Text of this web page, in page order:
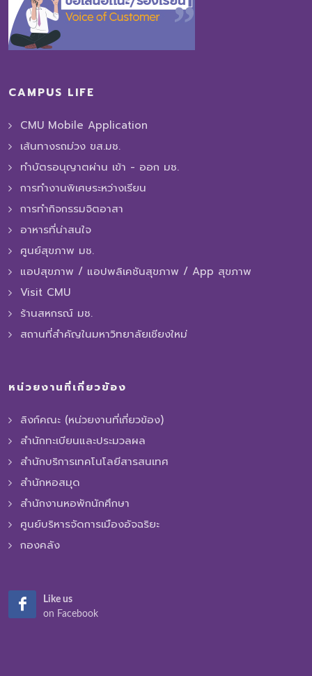
CAMPUS LIFE
CMU Mobile Application
เส้นทางรถม่วง ขส.มช.
ทำบัตรอนุญาตผ่าน เข้า - ออก มช.
การทํางานพิเศษระหว่างเรียน
การทำกิจกรรมจิตอาสา
อาหารที่น่าสนใจ
ศูนย์สุขภาพ มช.
แอปสุขภาพ / แอปพลิเคชันสุขภาพ / App สุขภาพ
Visit CMU
ร้านสหกรณ์ มช.
สถานที่สำคัญในมหาวิทยาลัยเชียงใหม่
หน่วยงานที่เกี่ยวข้อง
ลิงก์คณะ (หน่วยงานที่เกี่ยวข้อง)
สำนักทะเบียนและประมวลผล
สำนักบริการเทคโนโลยีสารสนเทศ
สำนักหอสมุด
สำนักงานหอพักนักศึกษา
ศูนย์บริหารจัดการเมืองอัจฉริยะ
กองคลัง
Like us
on Facebook